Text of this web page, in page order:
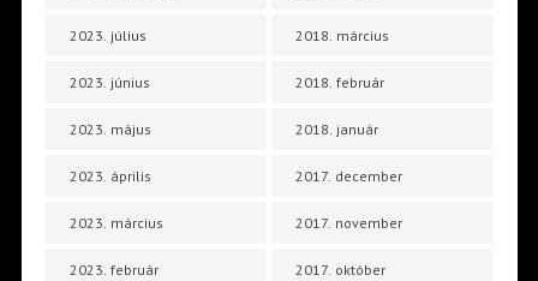
2023. július
2023. június
2023. május
2023. április
2023. március
2023. február
2018. március
2018. február
2018. január
2017. december
2017. november
2017. október